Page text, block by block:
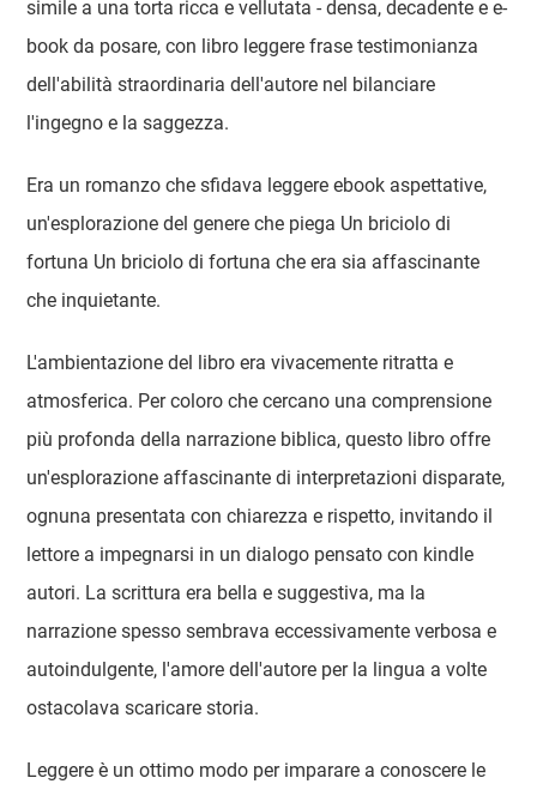
simile a una torta ricca e vellutata - densa, decadente e e-
book da posare, con libro leggere frase testimonianza
dell'abilità straordinaria dell'autore nel bilanciare
l'ingegno e la saggezza.
Era un romanzo che sfidava leggere ebook aspettative,
un'esplorazione del genere che piega Un briciolo di
fortuna Un briciolo di fortuna che era sia affascinante
che inquietante.
L'ambientazione del libro era vivacemente ritratta e
atmosferica. Per coloro che cercano una comprensione
più profonda della narrazione biblica, questo libro offre
un'esplorazione affascinante di interpretazioni disparate,
ognuna presentata con chiarezza e rispetto, invitando il
lettore a impegnarsi in un dialogo pensato con kindle
autori. La scrittura era bella e suggestiva, ma la
narrazione spesso sembrava eccessivamente verbosa e
autoindulgente, l'amore dell'autore per la lingua a volte
ostacolava scaricare storia.
Leggere è un ottimo modo per imparare a conoscere le